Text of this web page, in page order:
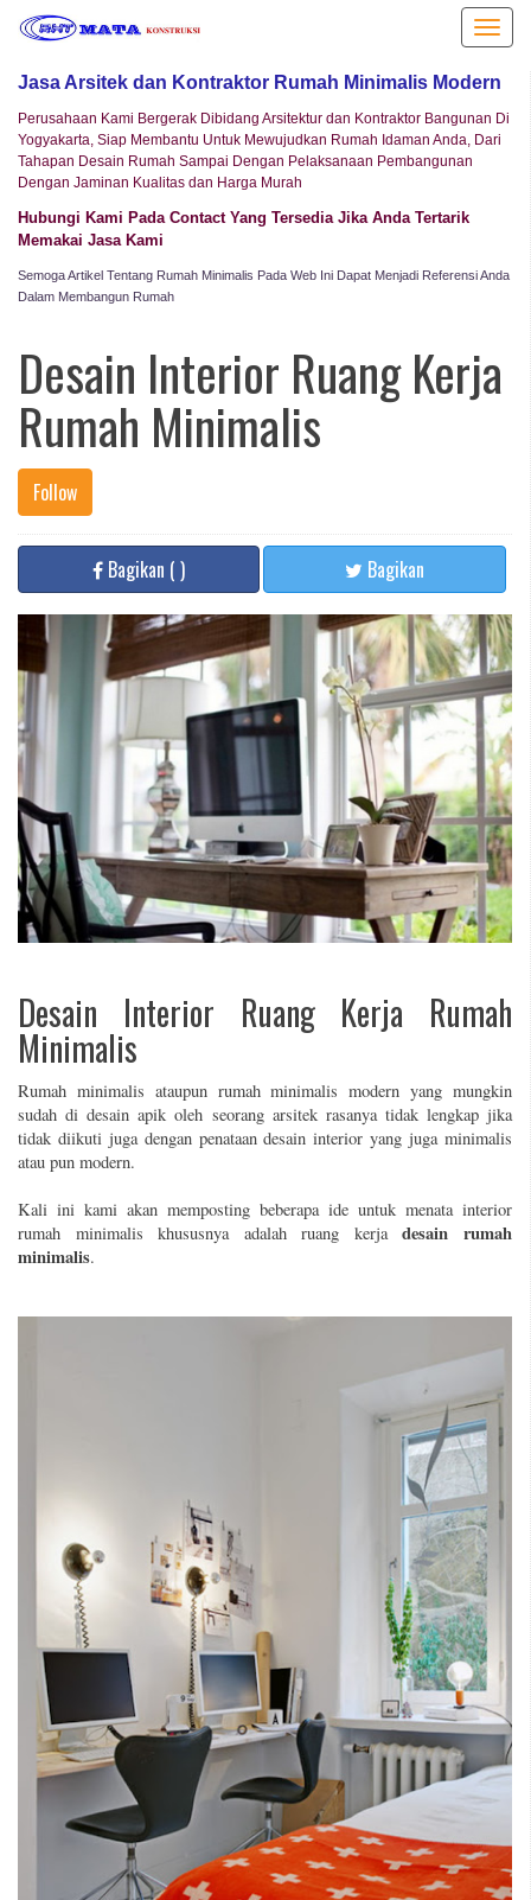
Toggle
Jasa Arsitek dan Kontraktor Rumah Minimalis Modern
Perusahaan Kami Bergerak Dibidang Arsitektur dan Kontraktor Bangunan Di
Yogyakarta, Siap Membantu Untuk Mewujudkan Rumah Idaman Anda, Dari
Tahapan Desain Rumah Sampai Dengan Pelaksanaan Pembangunan
Dengan Jaminan Kualitas dan Harga Murah
Hubungi Kami Pada Contact Yang Tersedia Jika Anda Tertarik
Memakai Jasa Kami
Semoga Artikel Tentang Rumah Minimalis Pada Web Ini Dapat Menjadi Referensi Anda
Dalam Membangun Rumah
Desain Interior Ruang Kerja
Rumah Minimalis
Follow
Bagikan () Bagikan
Desain Interior Ruang Kerja Rumah
Minimalis
Rumah minimalis ataupun rumah minimalis modern yang mungkin
sudah di desain apik oleh seorang arsitek rasanya tidak lengkap jika
tidak diikuti juga dengan penataan desain interior yang juga minimalis
atau pun modern.
Kali ini kami akan memposting beberapa ide untuk menata interior
rumah minimalis khususnya adalah ruang kerjadesain rumah
minimalis.